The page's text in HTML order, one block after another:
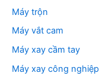
Máy trộn
Máy vắt cam
Máy xay cầm tay
Máy xay công nghiệp